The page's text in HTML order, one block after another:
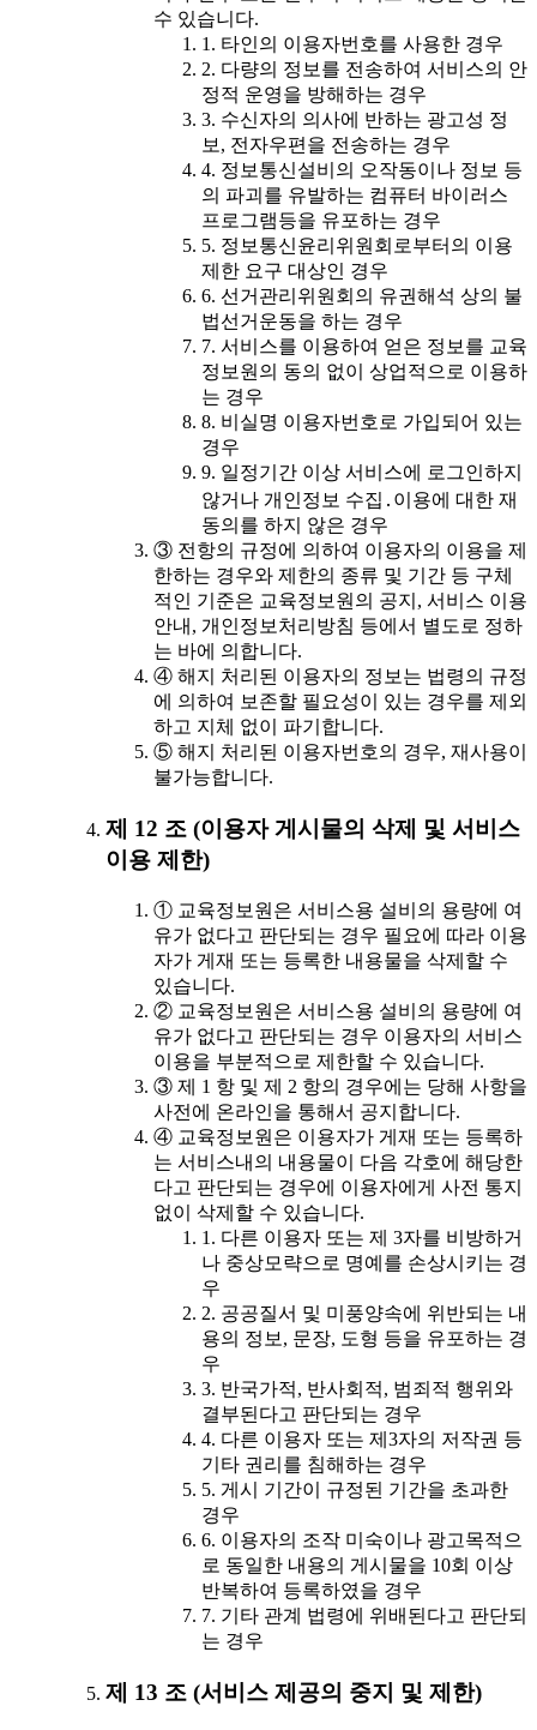
수 있습니다.
1. 타인의 이용자번호를 사용한 경우
2. 다량의 정보를 전송하여 서비스의 안
정적 운영을 방해하는 경우
3. 수신자의 의사에 반하는 광고성 정
보, 전자우편을 전송하는 경우
4. 정보통신설비의 오작동이나 정보 등
의 파괴를 유발하는 컴퓨터 바이러스
프로그램등을 유포하는 경우
5. 정보통신윤리위원회로부터의 이용
제한 요구 대상인 경우
6. 선거관리위원회의 유권해석 상의 불
법선거운동을 하는 경우
7. 서비스를 이용하여 얻은 정보를 교육
정보원의 동의 없이 상업적으로 이용하
는 경우
8. 비실명 이용자번호로 가입되어 있는
경우
9. 일정기간 이상 서비스에 로그인하지
않거나 개인정보 수집․이용에 대한 재
동의를 하지 않은 경우
③ 전항의 규정에 의하여 이용자의 이용을 제
한하는 경우와 제한의 종류 및 기간 등 구체
적인 기준은 교육정보원의 공지, 서비스 이용
안내, 개인정보처리방침 등에서 별도로 정하
는 바에 의합니다.
④ 해지 처리된 이용자의 정보는 법령의 규정
에 의하여 보존할 필요성이 있는 경우를 제외
하고 지체 없이 파기합니다.
⑤ 해지 처리된 이용자번호의 경우, 재사용이
불가능합니다.
제 12 조 (이용자 게시물의 삭제 및 서비스
이용 제한)
① 교육정보원은 서비스용 설비의 용량에 여
유가 없다고 판단되는 경우 필요에 따라 이용
자가 게재 또는 등록한 내용물을 삭제할 수
있습니다.
② 교육정보원은 서비스용 설비의 용량에 여
유가 없다고 판단되는 경우 이용자의 서비스
이용을 부분적으로 제한할 수 있습니다.
③ 제 1 항 및 제 2 항의 경우에는 당해 사항을
사전에 온라인을 통해서 공지합니다.
④ 교육정보원은 이용자가 게재 또는 등록하
는 서비스내의 내용물이 다음 각호에 해당한
다고 판단되는 경우에 이용자에게 사전 통지
없이 삭제할 수 있습니다.
1. 다른 이용자 또는 제 3자를 비방하거
나 중상모략으로 명예를 손상시키는 경
우
2. 공공질서 및 미풍양속에 위반되는 내
용의 정보, 문장, 도형 등을 유포하는 경
우
3. 반국가적, 반사회적, 범죄적 행위와
결부된다고 판단되는 경우
4. 다른 이용자 또는 제3자의 저작권 등
기타 권리를 침해하는 경우
5. 게시 기간이 규정된 기간을 초과한
경우
6. 이용자의 조작 미숙이나 광고목적으
로 동일한 내용의 게시물을 10회 이상
반복하여 등록하였을 경우
7. 기타 관계 법령에 위배된다고 판단되
는 경우
제 13 조 (서비스 제공의 중지 및 제한)